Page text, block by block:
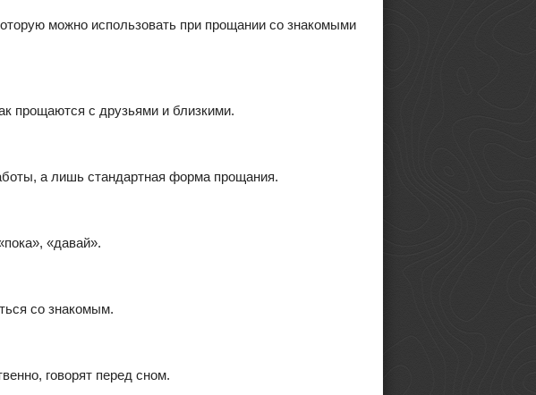
можно использовать при прощании со знакомыми
прощаются с друзьями и близкими.
а лишь стандартная форма прощания.
«давай».
со знакомым.
говорят перед сном.